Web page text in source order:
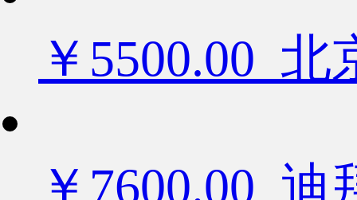
￥5500.00
￥7600.00